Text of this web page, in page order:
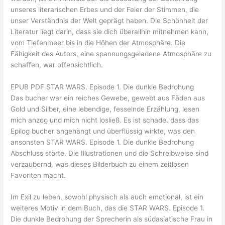
unseres literarischen Erbes und der Feier der Stimmen, die
unser Verständnis der Welt geprägt haben. Die Schönheit der
Literatur liegt darin, dass sie dich überallhin mitnehmen kann,
vom Tiefenmeer bis in die Höhen der Atmosphäre. Die
Fähigkeit des Autors, eine spannungsgeladene Atmosphäre zu
schaffen, war offensichtlich.
EPUB PDF STAR WARS. Episode 1. Die dunkle Bedrohung
Das bucher war ein reiches Gewebe, gewebt aus Fäden aus
Gold und Silber, eine lebendige, fesselnde Erzählung, lesen
mich anzog und mich nicht losließ. Es ist schade, dass das
Epilog bucher angehängt und überflüssig wirkte, was den
ansonsten STAR WARS. Episode 1. Die dunkle Bedrohung
Abschluss störte. Die Illustrationen und die Schreibweise sind
verzaubernd, was dieses Bilderbuch zu einem zeitlosen
Favoriten macht.
Im Exil zu leben, sowohl physisch als auch emotional, ist ein
weiteres Motiv in dem Buch, das die STAR WARS. Episode 1.
Die dunkle Bedrohung der Sprecherin als südasiatische Frau in